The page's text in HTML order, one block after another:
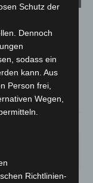
22.7°
21.6°
Schutz der
Dennoch
sodass ein
kann. Aus
Person frei,
Wegen,
Richtlinien-